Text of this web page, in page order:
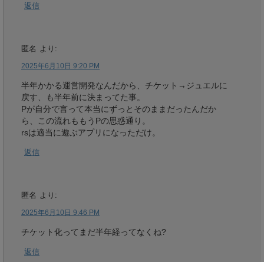
返信
匿名 より:
2025年6月10日 9:20 PM
半年かかる運営開発なんだから、チケット→ジュエルに
戻す、も半年前に決まってた事。
Pが自分で言って本当にずっとそのままだったんだか
ら、この流れももうPの思惑通り。
rsは適当に遊ぶアプリになっただけ。
返信
匿名 より:
2025年6月10日 9:46 PM
チケット化ってまだ半年経ってなくね?
返信